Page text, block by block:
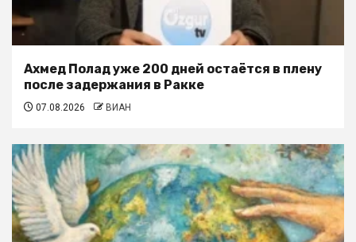
Ахмед Полад уже 200 дней остаётся в плену
после задержания в Ракке
07.08.2026 ВИАН